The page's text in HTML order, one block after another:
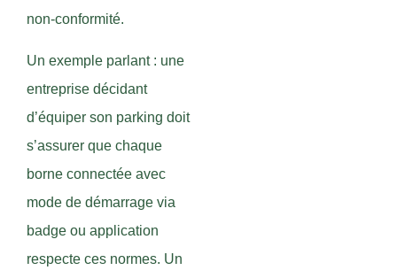
non-conformité.
Un exemple parlant : une
entreprise décidant
d’équiper son parking doit
s’assurer que chaque
borne connectée avec
mode de démarrage via
badge ou application
respecte ces normes. Un